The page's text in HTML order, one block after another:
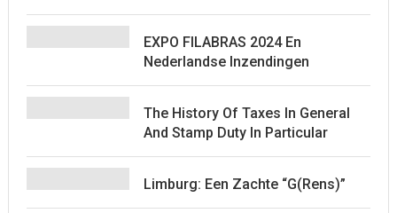
EXPO FILABRAS 2024 En
Nederlandse Inzendingen
The History Of Taxes In General
And Stamp Duty In Particular
Limburg: Een Zachte “G(rens)”